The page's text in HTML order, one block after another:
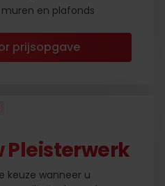
en plafonds
prijsopgave
Pleisterwerk
keuze wanneer u